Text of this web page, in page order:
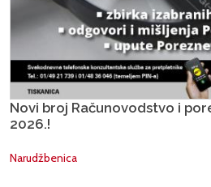
Novi broj Računovodstvo i
2026.!
Narudžbenica